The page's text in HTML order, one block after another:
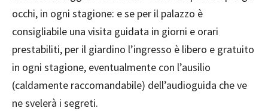
occhi, in ogni stagione: e se per il palazzo è
consigliabile una visita guidata in giorni e orari
prestabiliti, per il giardino l’ingresso è libero e gratuito
in ogni stagione, eventualmente con l’ausilio
(caldamente raccomandabile) dell’audioguida che ve
ne svelerà i segreti.